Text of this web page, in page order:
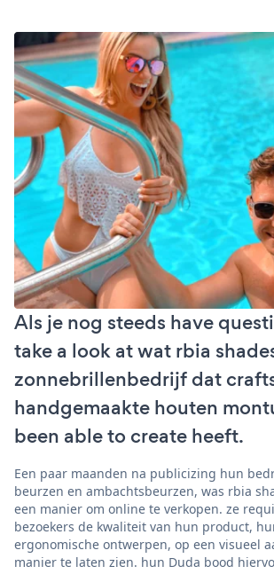
Als je nog steeds have
take a look at wat rbia
zonnebrillenbedrijf dat
handgemaakte houten
been able to create heeft.
Een paar maanden na publicizing hun
beurzen en ambachtsbeurzen, was rbia
een manier om online te verkopen. ze
bezoekers de kwaliteit van hun product,
ergonomische ontwerpen, op een visueel
manier te laten zien. hun Duda bood